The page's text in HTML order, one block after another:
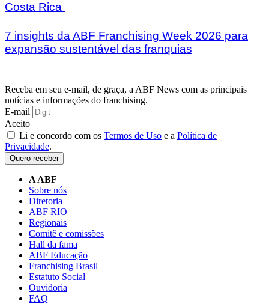
Costa Rica
7 insights da ABF Franchising Week 2026 para
expansão sustentável das franquias
Receba em seu e-mail, de graça, a ABF News com as principais
notícias e informações do franchising.
E-mail
Aceito
Li e concordo com os Termos de Uso e a Política de
Privacidade.
Quero receber
A ABF
Sobre nós
Diretoria
ABF RIO
Regionais
Comitê e comissões
Hall da fama
ABF Educação
Franchising Brasil
Estatuto Social
Ouvidoria
FAQ